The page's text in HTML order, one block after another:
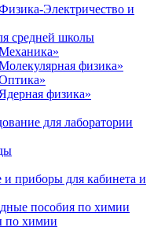
Электричество и
средней школы
физика»
физика»
для лаборатории
приборы для кабинета и
пособия по химии
по химии